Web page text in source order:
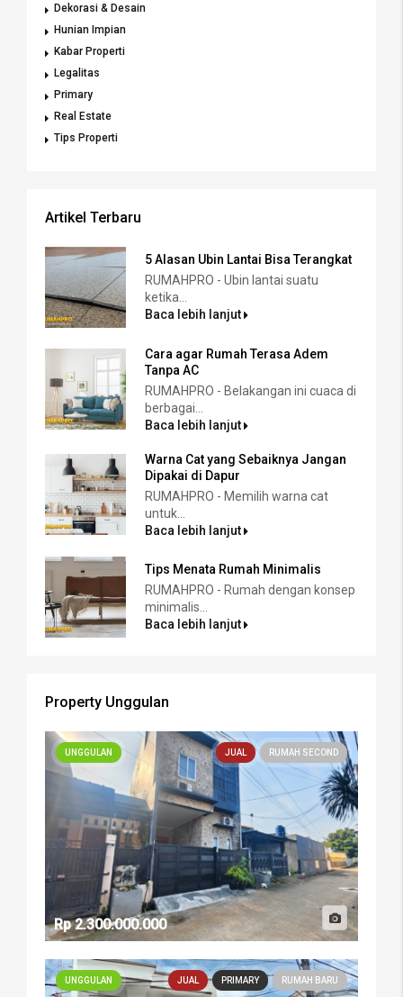
Dekorasi & Desain
Hunian Impian
Kabar Properti
Legalitas
Primary
Real Estate
Tips Properti
Artikel Terbaru
5 Alasan Ubin Lantai Bisa Terangkat
RUMAHPRO - Ubin lantai suatu
ketika...
Baca lebih lanjut
Cara agar Rumah Terasa Adem
Tanpa AC
RUMAHPRO - Belakangan ini cuaca di
berbagai...
Baca lebih lanjut
Warna Cat yang Sebaiknya Jangan
Dipakai di Dapur
RUMAHPRO - Memilih warna cat
untuk...
Baca lebih lanjut
Tips Menata Rumah Minimalis
RUMAHPRO - Rumah dengan konsep
minimalis...
Baca lebih lanjut
Property Unggulan
UNGGULAN JUAL RUMAH SECOND
Rp 2.300.000.000
UNGGULAN JUAL PRIMARY RUMAH BARU